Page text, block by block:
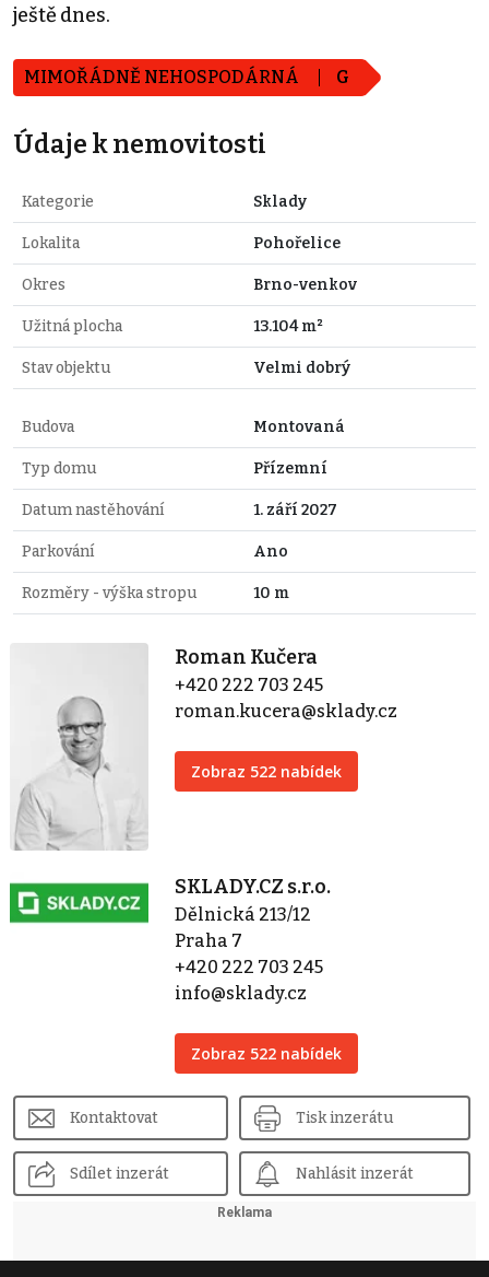
ještě dnes.
MIMOŘÁDNĚ NEHOSPODÁRNÁ G
Údaje k nemovitosti
Kategorie Sklady
Lokalita Pohořelice
Okres Brno-venkov
Užitná plocha 13.104 m²
Stav objektu Velmi dobrý
Budova Montovaná
Typ domu Přízemní
Datum nastěhování 1. září 2027
Parkování Ano
Rozměry - výška stropu 10 m
Roman Kučera
+420 222 703 245
roman.kucera@sklady.cz
Zobraz 522 nabídek
SKLADY.CZ s.r.o.
Dělnická 213/12
Praha 7
+420 222 703 245
info@sklady.cz
Zobraz 522 nabídek
Kontaktovat Tisk inzerátu
Sdílet inzerát Nahlásit inzerát